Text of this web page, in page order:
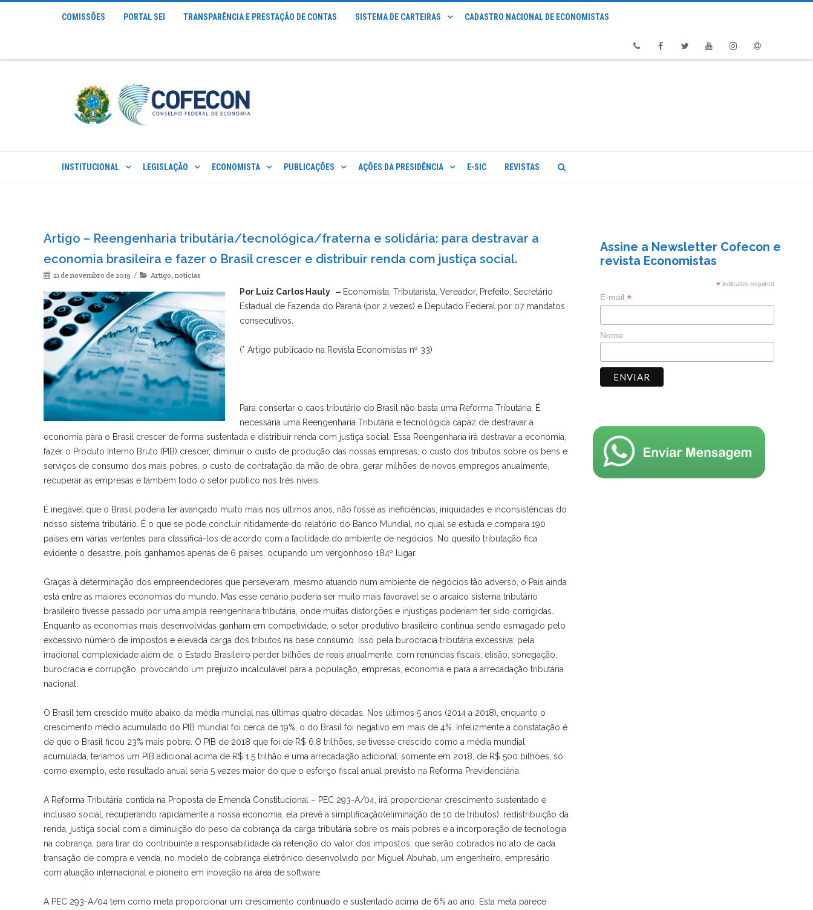
COMISSÕES PORTAL SEI TRANSPARÊNCIA E PRESTAÇÃO DE CONTAS SISTEMA DE CARTEIRAS CADASTRO NACIONAL DE ECONOMISTAS
INSTITUCIONAL LEGISLAÇÃO ECONOMISTA PUBLICAÇÕES AÇÕES DA PRESIDÊNCIA E-SIC REVISTAS
Artigo – Reengenharia tributária/tecnológica/fraterna e solidária: para destravar a
economia brasileira e fazer o Brasil crescer e distribuir renda com justiça social.
21 de novembro de 2019 Artigo, notícias
Por Luiz Carlos Hauly – Economista, Tributarista, Vereador, Prefeito, Secretário
Estadual de Fazenda do Paraná (por 2 vezes) e Deputado Federal por 07 mandatos
consecutivos.
(* Artigo publicado na Revista Economistas nº 33)
Para consertar o caos tributário do Brasil não basta uma Reforma Tributária. É
necessária uma Reengenharia Tributária e tecnológica capaz de destravar a
economia para o Brasil crescer de forma sustentada e distribuir renda com justiça social. Essa Reengenharia irá destravar a economia,
fazer o Produto Interno Bruto (PIB) crescer, diminuir o custo de produção das nossas empresas, o custo dos tributos sobre os bens e
serviços de consumo dos mais pobres, o custo de contratação da mão de obra, gerar milhões de novos empregos anualmente,
recuperar as empresas e também todo o setor público nos três níveis.
É inegável que o Brasil poderia ter avançado muito mais nos últimos anos, não fosse as ineficiências, iniquidades e inconsistências do
nosso sistema tributário. É o que se pode concluir nitidamente do relatório do Banco Mundial, no qual se estuda e compara 190
países em várias vertentes para classificá-los de acordo com a facilidade do ambiente de negócios. No quesito tributação fica
evidente o desastre, pois ganhamos apenas de 6 países, ocupando um vergonhoso 184º lugar.
Graças à determinação dos empreendedores que perseveram, mesmo atuando num ambiente de negócios tão adverso, o País ainda
está entre as maiores economias do mundo. Mas esse cenário poderia ser muito mais favorável se o arcaico sistema tributário
brasileiro tivesse passado por uma ampla reengenharia tributária, onde muitas distorções e injustiças poderiam ter sido corrigidas.
Enquanto as economias mais desenvolvidas ganham em competividade, o setor produtivo brasileiro continua sendo esmagado pelo
excessivo número de impostos e elevada carga dos tributos na base consumo. Isso pela burocracia tributária excessiva; pela
irracional complexidade além de, o Estado Brasileiro perder bilhões de reais anualmente, com renúncias fiscais; elisão; sonegação;
burocracia e corrupção, provocando um prejuízo incalculável para a população, empresas, economia e para a arrecadação tributária
nacional.
O Brasil tem crescido muito abaixo da média mundial nas últimas quatro décadas. Nos últimos 5 anos (2014 a 2018), enquanto o
crescimento médio acumulado do PIB mundial foi cerca de 19%, o do Brasil foi negativo em mais de 4%. Infelizmente a constatação é
de que o Brasil ficou 23% mais pobre. O PIB de 2018 que foi de R$ 6,8 trilhões, se tivesse crescido como a média mundial
acumulada, teríamos um PIB adicional acima de R$ 1,5 trilhão e uma arrecadação adicional, somente em 2018, de R$ 500 bilhões, só
como exemplo, este resultado anual seria 5 vezes maior do que o esforço fiscal anual previsto na Reforma Previdenciária.
A Reforma Tributária contida na Proposta de Emenda Constitucional – PEC 293-A/04, irá proporcionar crescimento sustentado e
inclusao social, recuperando rapidamente a nossa economia, ela prevê a simplificação(eliminação de 10 de tributos), redistribuição da
renda, justiça social com a diminuição do peso da cobrança da carga tributária sobre os mais pobres e a incorporação de tecnologia
na cobrança, para tirar do contribuinte a responsabilidade da retenção do valor dos impostos, que serão cobrados no ato de cada
transação de compra e venda, no modelo de cobrança eletrônico desenvolvido por Miguel Abuhab, um engenheiro, empresário
com atuação internacional e pioneiro em inovação na área de software.
A PEC 293-A/04 tem como meta proporcionar um crescimento continuado e sustentado acima de 6% ao ano. Esta meta parece
Assine a Newsletter Cofecon e
revista Economistas
* indicates required
E-mail *
Nome